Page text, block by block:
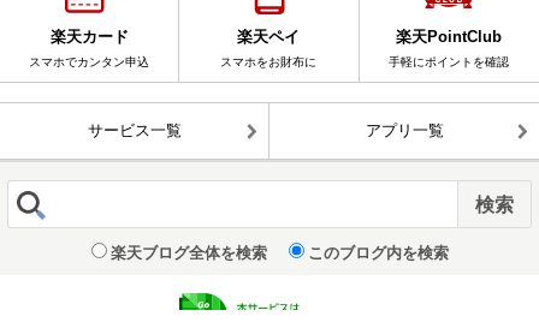
楽天カード
スマホでカンタン申込
楽天ペイ
スマホをお財布に
楽天PointClub
手軽にポイントを確認
サービス一覧 アプリ一覧
楽天ブログ全体を検索 このブログ内を検索